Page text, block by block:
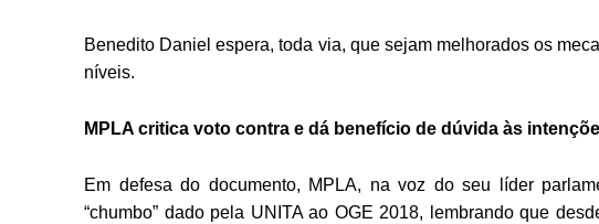
Benedito Daniel espera, toda via, que sejam melhorados os
níveis.
MPLA critica voto contra e dá benefício de dúvida às
Em defesa do documento, MPLA, na voz do seu líder
“chumbo” dado pela UNITA ao OGE 2018, lembrando que